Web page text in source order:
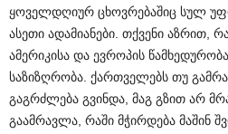
ყოველდღიურ ცხოვრებაშიც სულ
ასეთი ადამიანები. თქვენი აზრით,
ამერიკისა და ევროპის
საზიზღრობა. ქართველებს თუ
გაგრძლება გვინდა, მაგ გზით არ
გაამრავლა, რაში მჭირდება მაშინ